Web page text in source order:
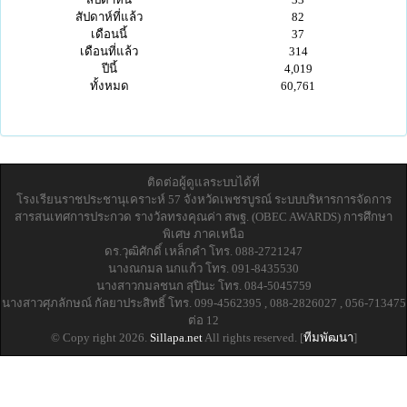
สัปดาห์ที่แล้ว
82
เดือนนี้
37
เดือนที่แล้ว
314
ปีนี้
4,019
ทั้งหมด
60,761
ติดต่อผู้ดูแลระบบได้ที่
โรงเรียนราชประชานุเคราะห์ 57 จังหวัดเพชรบูรณ์ ระบบบริหารการจัดการ
สารสนเทศการประกวด รางวัลทรงคุณค่า สพฐ. (OBEC AWARDS) การศึกษา
พิเศษ ภาคเหนือ
ดร.วุฒิศักดิ์ เหล็กคำ โทร. 088-2721247
นางณกมล นกแก้ว โทร. 091-8435530
นางสาวกมลชนก สุปินะ โทร. 084-5045759
นางสาวศุภลักษณ์ กัลยาประสิทธิ์ โทร. 099-4562395 , 088-2826027 , 056-713475
ต่อ 12
© Copy right 2026. Sillapa.netAll rights reserved. [ทีมพัฒนา]